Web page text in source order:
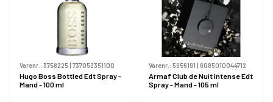
Varenr.: 3758225| 737052351100
Hugo Boss Bottled Edt Spray -
Mand - 100 ml
Varenr.: 5956191 | 6085010044712
Armaf Club de Nuit Intense Edt
Spray - Mand - 105 ml